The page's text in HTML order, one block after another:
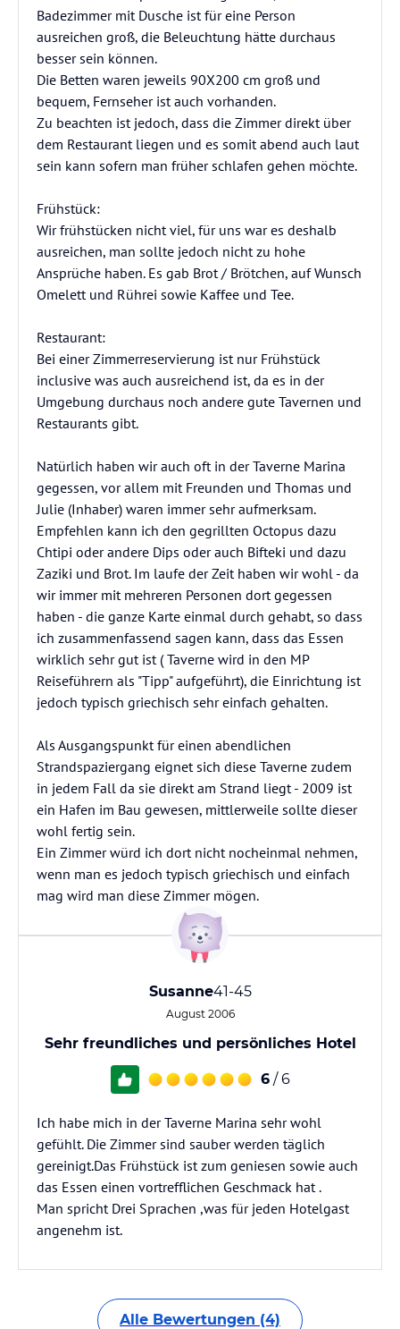
Badezimmer mit Dusche ist für eine Person
ausreichen groß, die Beleuchtung hätte durchaus
besser sein können.
Die Betten waren jeweils 90X200 cm groß und
bequem, Fernseher ist auch vorhanden.
Zu beachten ist jedoch, dass die Zimmer direkt über
dem Restaurant liegen und es somit abend auch laut
sein kann sofern man früher schlafen gehen möchte.
Frühstück:
Wir frühstücken nicht viel, für uns war es deshalb
ausreichen, man sollte jedoch nicht zu hohe
Ansprüche haben. Es gab Brot / Brötchen, auf Wunsch
Omelett und Rührei sowie Kaffee und Tee.
Restaurant:
Bei einer Zimmerreservierung ist nur Frühstück
inclusive was auch ausreichend ist, da es in der
Umgebung durchaus noch andere gute Tavernen und
Restaurants gibt.
Natürlich haben wir auch oft in der Taverne Marina
gegessen, vor allem mit Freunden und Thomas und
Julie (Inhaber) waren immer sehr aufmerksam.
Empfehlen kann ich den gegrillten Octopus dazu
Chtipi oder andere Dips oder auch Bifteki und dazu
Zaziki und Brot. Im laufe der Zeit haben wir wohl - da
wir immer mit mehreren Personen dort gegessen
haben - die ganze Karte einmal durch gehabt, so dass
ich zusammenfassend sagen kann, dass das Essen
wirklich sehr gut ist ( Taverne wird in den MP
Reiseführern als "Tipp" aufgeführt), die Einrichtung ist
jedoch typisch griechisch sehr einfach gehalten.
Als Ausgangspunkt für einen abendlichen
Strandspaziergang eignet sich diese Taverne zudem
in jedem Fall da sie direkt am Strand liegt - 2009 ist
ein Hafen im Bau gewesen, mittlerweile sollte dieser
wohl fertig sein.
Ein Zimmer würd ich dort nicht nocheinmal nehmen,
wenn man es jedoch typisch griechisch und einfach
mag wird man diese Zimmer mögen.
Susanne41-45
August 2006
Sehr freundliches und persönliches Hotel
6 / 6
Ich habe mich in der Taverne Marina sehr wohl
gefühlt. Die Zimmer sind sauber werden täglich
gereinigt.Das Frühstück ist zum geniesen sowie auch
das Essen einen vortrefflichen Geschmack hat .
Man spricht Drei Sprachen ,was für jeden Hotelgast
angenehm ist.
Alle Bewertungen (4)